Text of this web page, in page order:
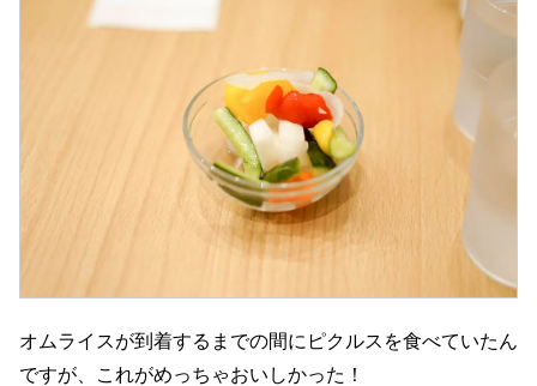
オムライスが到着するまでの間にピクルスを食べていたん
ですが、これがめっちゃおいしかった！